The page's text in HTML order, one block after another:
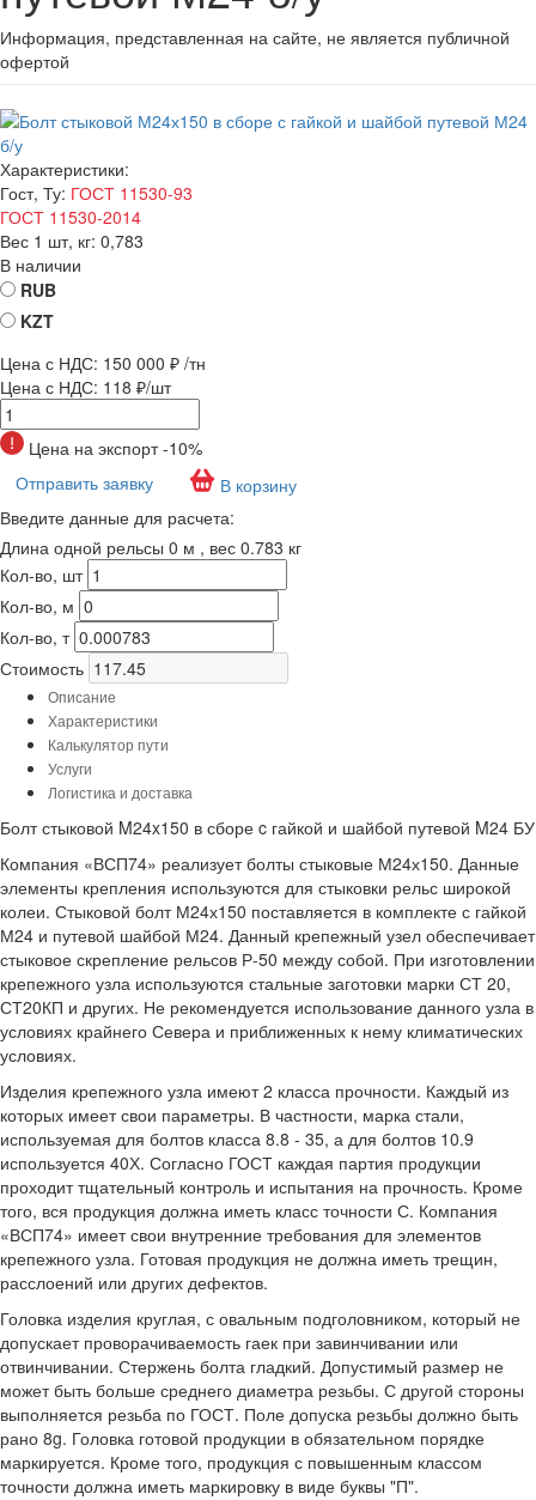
Информация, представленная на сайте, не является публичной
офертой
Характеристики:
Гост, Ту: ГОСТ 11530-93
ГОСТ 11530-2014
Вес 1 шт, кг: 0,783
В наличии
RUB
KZT
Цена с НДС: 150 000 ₽ /тн
Цена с НДС: 118 ₽/шт
Цена на экспорт -10%
Отправить заявку
В корзину
Введите данные для расчета:
Длина одной рельсы 0 м , вес 0.783 кг
Кол-во, шт
Кол-во, м
Кол-во, т
Стоимость
Описание
Характеристики
Калькулятор пути
Услуги
Логистика и доставка
Болт стыковой M24x150 в сборе c гайкой и шайбой путевой M24 БУ
Компания «ВСП74» реализует болты стыковые М24х150. Данные
элементы крепления используются для стыковки рельс широкой
колеи. Стыковой болт М24х150 поставляется в комплекте с гайкой
М24 и путевой шайбой М24. Данный крепежный узел обеспечивает
стыковое скрепление рельсов Р-50 между собой. При изготовлении
крепежного узла используются стальные заготовки марки СТ 20,
СТ20КП и других. Не рекомендуется использование данного узла в
условиях крайнего Севера и приближенных к нему климатических
условиях.
Изделия крепежного узла имеют 2 класса прочности. Каждый из
которых имеет свои параметры. В частности, марка стали,
используемая для болтов класса 8.8 - 35, а для болтов 10.9
используется 40Х. Согласно ГОСТ каждая партия продукции
проходит тщательный контроль и испытания на прочность. Кроме
того, вся продукция должна иметь класс точности С. Компания
«ВСП74» имеет свои внутренние требования для элементов
крепежного узла. Готовая продукция не должна иметь трещин,
расслоений или других дефектов.
Головка изделия круглая, с овальным подголовником, который не
допускает проворачиваемость гаек при завинчивании или
отвинчивании. Стержень болта гладкий. Допустимый размер не
может быть больше среднего диаметра резьбы. С другой стороны
выполняется резьба по ГОСТ. Поле допуска резьбы должно быть
рано 8g. Головка готовой продукции в обязательном порядке
маркируется. Кроме того, продукция с повышенным классом
точности должна иметь маркировку в виде буквы "П".